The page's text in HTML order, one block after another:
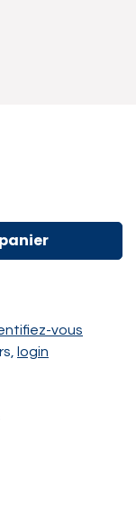
vous
login